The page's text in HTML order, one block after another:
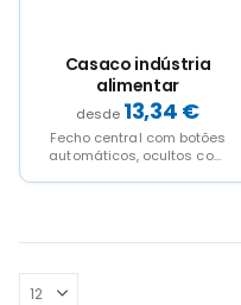
page
pageCasaco indústria
alimentar
13,34 €
Fecho central com botões
automáticos, ocultos com